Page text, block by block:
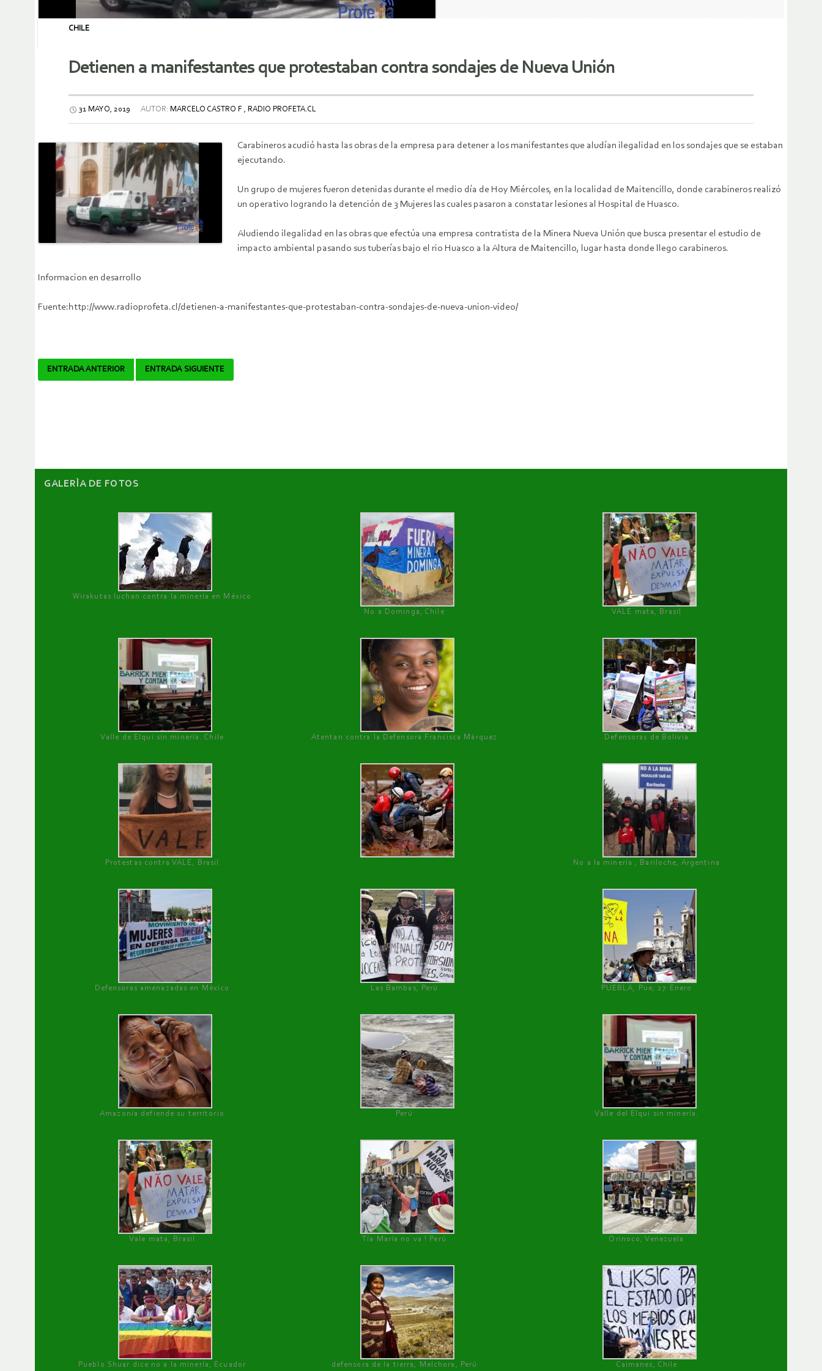
CHILE
Detienen a manifestantes que protestaban contra sondajes de Nueva Unión
31 MAYO, 2019 AUTOR: MARCELO CASTRO F , RADIO PROFETA.CL
Carabineros acudió hasta las obras de la empresa para detener a los manifestantes que aludían ilegalidad en los sondajes que se estaban
ejecutando.
Un grupo de mujeres fueron detenidas durante el medio día de Hoy Miércoles, en la localidad de Maitencillo, donde carabineros realizó
un operativo logrando la detención de 3 Mujeres las cuales pasaron a constatar lesiones al Hospital de Huasco.
Aludiendo ilegalidad en las obras que efectúa una empresa contratista de la Minera Nueva Unión que busca presentar el estudio de
impacto ambiental pasando sus tuberías bajo el rio Huasco a la Altura de Maitencillo, lugar hasta donde llego carabineros.
Informacion en desarrollo
Fuente:http://www.radioprofeta.cl/detienen-a-manifestantes-que-protestaban-contra-sondajes-de-nueva-union-video/
Navegador
ENTRADA ANTERIOR ENTRADA SIGUIENTE
GALERÌA DE FOTOS
Wirakutas luchan contra la minería en México
No a Dominga, Chile
VALE mata, Brasil
Valle de Elqui sin minería. Chile Atentan contra la Defensora Francisca Márquez Defensoras de Bolivia
Protestas contra VALE, Brasil No a la minería , Bariloche, Argentina
Defensoras amenazadas en México Las Bambas, Perú PUEBLA, Pue, 27 Enero
Amazonía defiende su territorio Perú Valle del Elqui sin minería.
Vale mata, Brasil Tía María no va ! Perú Orinoco, Venezuela
Pueblo Shuar dice no a la minería, Ecuador defensora de la tierra, Melchora, Perú Caimanes, Chile